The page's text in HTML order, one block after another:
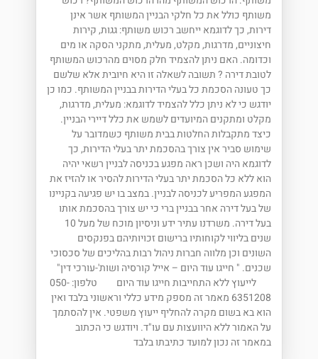
משותף כולל את כל חלקי הבניין המשותף אשר אינן
דירות, כך לדוגמא ייחשב רכוש משותף: גגות, קירות
חיצוניים, מדרגות, מקלט, מעלית, מתקני הסקה או מים
וכדומה. האם ניתן להצמיד חלק מסוים מהרכוש המשותף
לטובת דירה ? תשובה לשאלה זו היא חיובית אלא שלשם
כך טעונה הסכמת כל בעלי הדירות בבניין המשותף. כמו כן
יודגש כי לא ניתן כלל להצמיד לדוגמא: מעלית, מדרגות,
מקלט ומתקנים המיועדים לשמש את כלל דיירי הבניין.
כיצד מתקבלות החלטות בבית משותף כשמדובר על
שימוש סביר אין צורך בהסכמת יתר בעלי הדירות, כך
לדוגמא היה ושכן ראה מפגע בכניסה לבניין רשאי יהיה
הוא ללא כל הסכמת יתר בעלי הדירות להסיר או להזיז את
המפגע המפריע לכניסה לבניין. במצב בו יש פגיעה בקניינו
של בעל דירה אחר בבניין ברי כי יש צורך בהסכמת אותו
בעל דירה. משרדנו עתיר ידע וניסיון מוכח של מעל 10
שנים בליווי לקוחותיו ברישום זכויותיהם בפנקסים
השונים וכן מלווה חברות ניהול רבות בהליכים של סכסוכי
שכנים. " חייגו עוד היום – אייל קורסיה ושות'-עורכי דין"
לייעוץ ללא התחייבות חייגו עוד היום טלפון: 050-
6351208 מאמר זה מספק מידע כללי וראשוני בלבד ואין
הוא בא בשום מקרה להחליף ייעוץ משפטי. אין להסתמך
על האמור ללא היוועצות עם עו"ד. ויודגש כי הכתוב
במאמר זה נכון למועד כתיבתו בלבד